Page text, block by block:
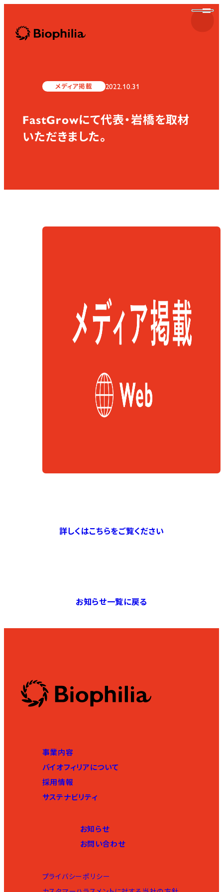
Biophilia
Biophilia
メディア掲載 2022.10.31
FastGrowにて代表・岩橋を取材
いただきました。
詳しくはこちらをご覧ください
お知らせ一覧に戻る
事業内容
バイオフィリアについて
採用情報
サステナビリティ
お知らせ
お問い合わせ
プライバシーポリシー